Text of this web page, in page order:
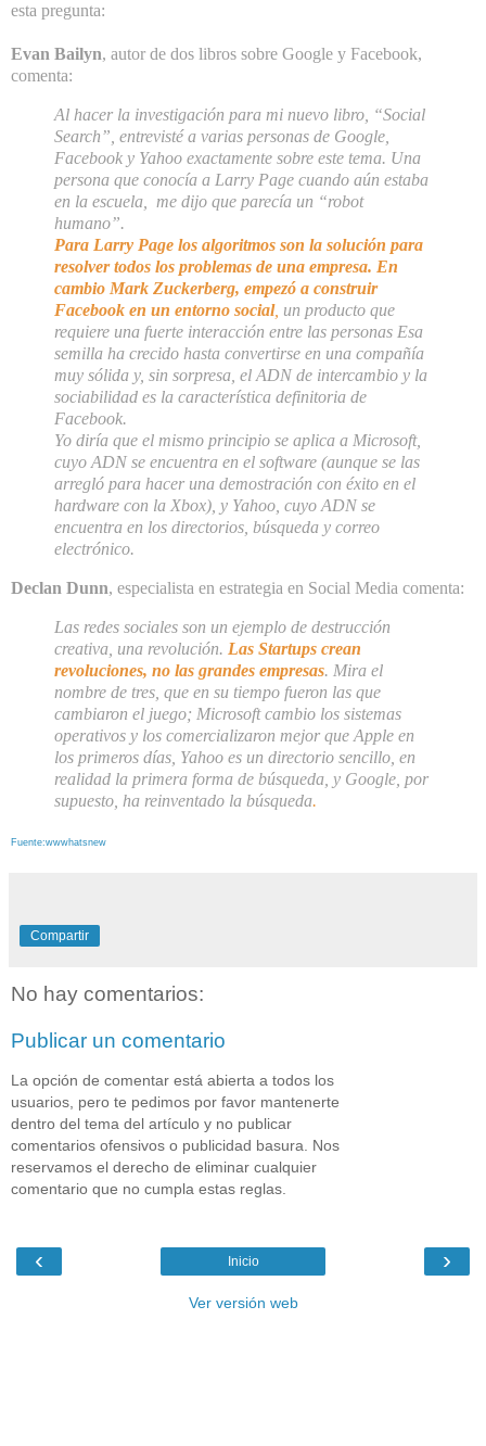
esta pregunta:
Evan Bailyn, autor de dos libros sobre Google y Facebook,
comenta:
Al hacer la investigación para mi nuevo libro, “Social
Search”, entrevisté a varias personas de Google,
Facebook y Yahoo exactamente sobre este tema. Una
persona que conocía a Larry Page cuando aún estaba
en la escuela, me dijo que parecía un “robot
humano”.
Para Larry Page los algoritmos son la solución para
resolver todos los problemas de una empresa. En
cambio Mark Zuckerberg, empezó a construir
Facebook en un entorno social, un producto que
requiere una fuerte interacción entre las personas Esa
semilla ha crecido hasta convertirse en una compañía
muy sólida y, sin sorpresa, el ADN de intercambio y la
sociabilidad es la característica definitoria de
Facebook.
Yo diría que el mismo principio se aplica a Microsoft,
cuyo ADN se encuentra en el software (aunque se las
arregló para hacer una demostración con éxito en el
hardware con la Xbox), y Yahoo, cuyo ADN se
encuentra en los directorios, búsqueda y correo
electrónico.
Declan Dunn, especialista en estrategia en Social Media comenta:
Las redes sociales son un ejemplo de destrucción
creativa, una revolución. Las Startups crean
revoluciones, no las grandes empresas. Mira el
nombre de tres, que en su tiempo fueron las que
cambiaron el juego; Microsoft cambio los sistemas
operativos y los comercializaron mejor que Apple en
los primeros días, Yahoo es un directorio sencillo, en
realidad la primera forma de búsqueda, y Google, por
supuesto, ha reinventado la búsqueda.
Fuente:wwwhatsnew
Compartir
No hay comentarios:
Publicar un comentario
La opción de comentar está abierta a todos los
usuarios, pero te pedimos por favor mantenerte
dentro del tema del artículo y no publicar
comentarios ofensivos o publicidad basura. Nos
reservamos el derecho de eliminar cualquier
comentario que no cumpla estas reglas.
‹ ›
Inicio
Ver versión web